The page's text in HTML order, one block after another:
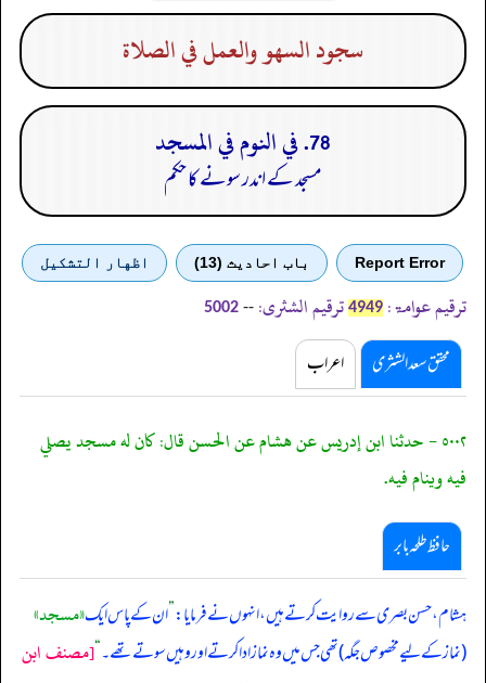
سجود السهو والعمل في الصلاة
78. في النوم في المسجد
مسجد کے اندر سونے کا حکم
Report Error باب احادیث (13) اظهار التشكيل
ترقیم عوامۃ: 4949 ترقیم الشثری: --
5002
محقق سعد الشثری اعراب
٥٠٠٢ - حدثنا ابن إدريس عن هشام عن الحسن قال: كان له مسجد يصلي
فيه وينام فيه.
حافظ طلحہ بابر
ہشام، حسن بصری سے روایت کرتے ہیں، انہوں نے فرمایا:”ان کے پاس ایک«مسجد»
(نماز کے لیے مخصوص جگہ) تھی جس میں وہ نماز ادا کرتے اور وہیں سوتے تھے۔“[مصنف ابن